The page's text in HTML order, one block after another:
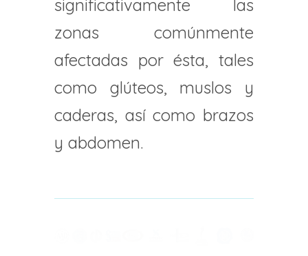
significativamente las
zonas comúnmente
afectadas por ésta, tales
como glúteos, muslos y
caderas, así como brazos
y abdomen.